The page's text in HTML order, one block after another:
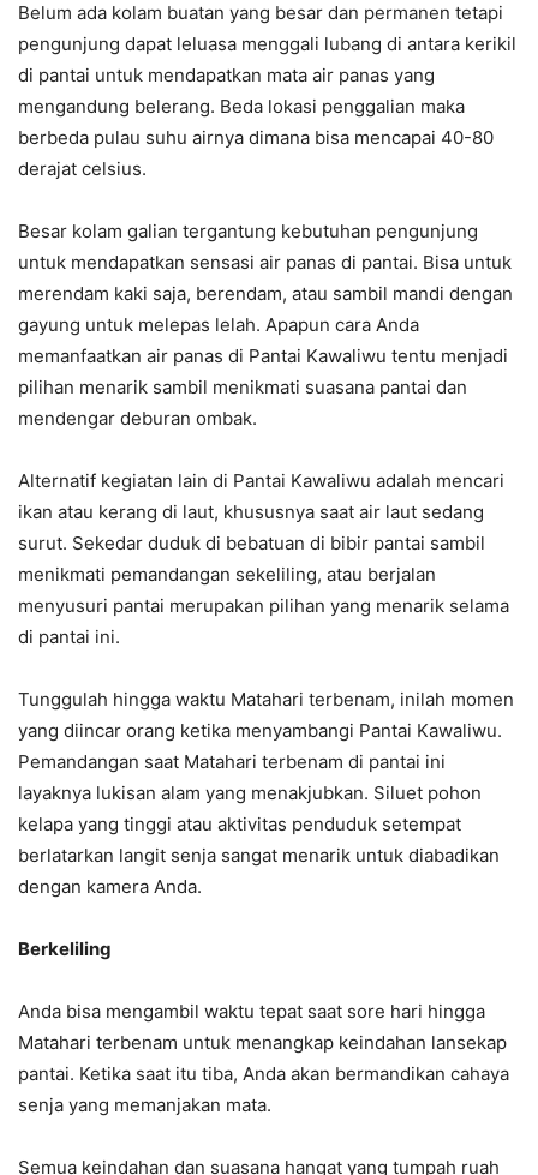
Belum ada kolam buatan yang besar dan permanen tetapi
pengunjung dapat leluasa menggali lubang di antara kerikil
di pantai untuk mendapatkan mata air panas yang
mengandung belerang. Beda lokasi penggalian maka
berbeda pulau suhu airnya dimana bisa mencapai 40-80
derajat celsius.
Besar kolam galian tergantung kebutuhan pengunjung
untuk mendapatkan sensasi air panas di pantai. Bisa untuk
merendam kaki saja, berendam, atau sambil mandi dengan
gayung untuk melepas lelah. Apapun cara Anda
memanfaatkan air panas di Pantai Kawaliwu tentu menjadi
pilihan menarik sambil menikmati suasana pantai dan
mendengar deburan ombak.
Alternatif kegiatan lain di Pantai Kawaliwu adalah mencari
ikan atau kerang di laut, khususnya saat air laut sedang
surut. Sekedar duduk di bebatuan di bibir pantai sambil
menikmati pemandangan sekeliling, atau berjalan
menyusuri pantai merupakan pilihan yang menarik selama
di pantai ini.
Tunggulah hingga waktu Matahari terbenam, inilah momen
yang diincar orang ketika menyambangi Pantai Kawaliwu.
Pemandangan saat Matahari terbenam di pantai ini
layaknya lukisan alam yang menakjubkan. Siluet pohon
kelapa yang tinggi atau aktivitas penduduk setempat
berlatarkan langit senja sangat menarik untuk diabadikan
dengan kamera Anda.
Berkeliling
Anda bisa mengambil waktu tepat saat sore hari hingga
Matahari terbenam untuk menangkap keindahan lansekap
pantai. Ketika saat itu tiba, Anda akan bermandikan cahaya
senja yang memanjakan mata.
Semua keindahan dan suasana hangat yang tumpah ruah